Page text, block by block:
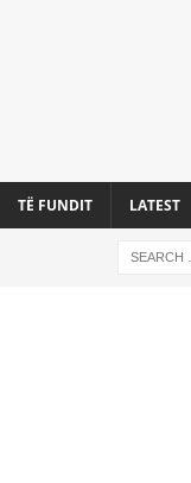
TË FUNDIT LATEST